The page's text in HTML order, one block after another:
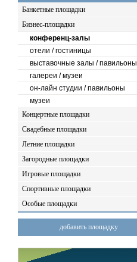
Банкетные площадки
Бизнес-площадки
конференц-залы
отели / гостиницы
выставочные залы / павильоны
галереи / музеи
он-лайн студии / павильоны
музеи
Концертные площадки
Свадебные площадки
Летние площадки
Загородные площадки
Игровые площадки
Спортивные площадки
Особые площадки
добавить площадку